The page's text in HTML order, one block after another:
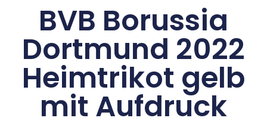
BVB Borussia
Dortmund 2022
Heimtrikot gelb
mit Aufdruck